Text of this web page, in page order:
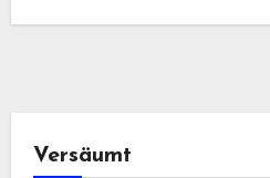
Versäumt